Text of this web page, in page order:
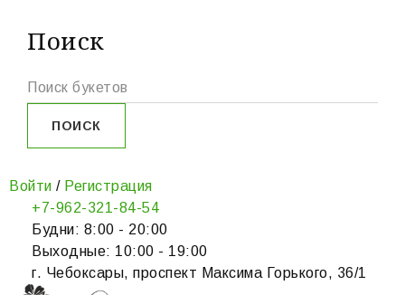
Поиск
Войти / Регистрация
+7-962-321-84-54
Будни: 8:00 - 20:00
Выходные: 10:00 - 19:00
г. Чебоксары, проспект Максима Горького, 36/1